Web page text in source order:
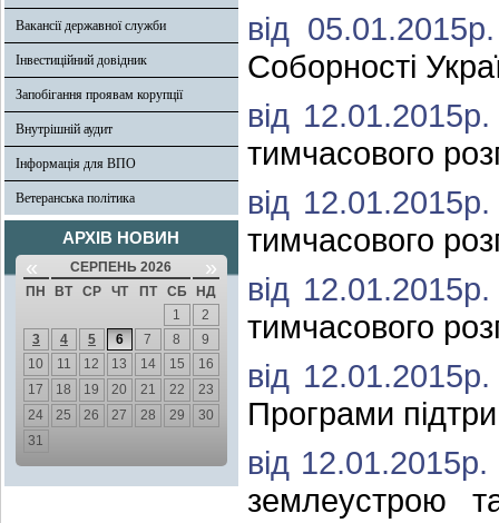
Вакансії державної служби
Інвестиційний довідник
Запобігання проявам корупції
Внутрішній аудит
Інформація для ВПО
Ветеранська політика
АРХІВ НОВИН
« СЕРПЕНЬ 2026 »
ПН ВТ СР ЧТ ПТ СБ
НД
1
2
3
4 5 6 7 8
9
10
11 12 13 14 15
16
17
18 19 20 21 22
23
24
25 26 27 28 29
30
31
від
Соборності
від
тимчасового
від
тимчасового
від
тимчасового
від
Програми
від
землеустрою